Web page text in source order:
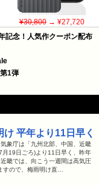
¥30,800→ ¥27,720
記念！人気作クーポン配布
1弾
け 平年より11日早く
象庁は「九州北部、中国、近畿
19日ごろ)より11日早く、昨年
畿では、向こう一週間は高気圧
すので、梅雨明け直…